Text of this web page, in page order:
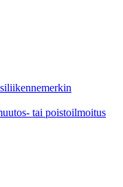
tai poistoilmoitus